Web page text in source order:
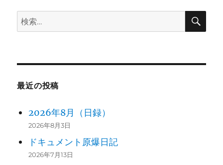
検
索:
検
最近の投稿
2026年8月（日録）
2026年8月3日
ドキュメント原爆日記
2026年7月13日